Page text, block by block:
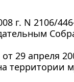
г. N 2106/
29 апреля
территории